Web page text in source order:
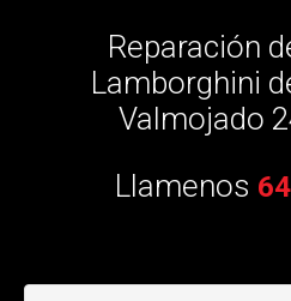
Reparación
Lamborghini
Valmojado
Llamenos